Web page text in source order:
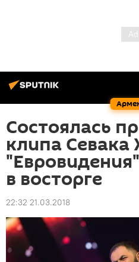
Состоялась
клипа Севака
в восторге
22:32 21.03.2018